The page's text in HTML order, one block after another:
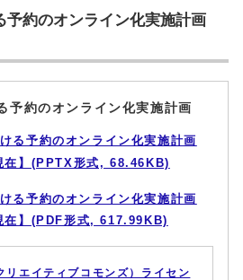
予約のオンライン化実施計画
予約のオンライン化実施計画
る予約のオンライン化実施計画
在】(PPTX形式, 68.46KB)
る予約のオンライン化実施計画
在】(PDF形式, 617.99KB)
リエイティブコモンズ）ライセン